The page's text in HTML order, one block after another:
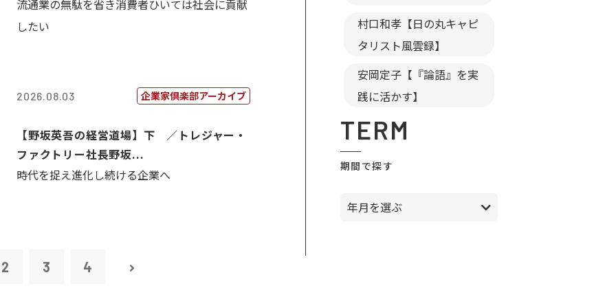
流通業の無駄を省き消費者ひいては社会に貢献
したい
2026.08.03 企業家倶楽部アーカイブ
【野坂英吾の経営道場】下 ／トレジャー・
ファクトリー社長野坂...
時代を捉え進化し続ける企業へ
2 3 4
村口和孝【日の丸キャピ
タリスト風雲録】
安岡定子【『論語』を実
践に活かす】
TERM
期間で探す
年月を選ぶ